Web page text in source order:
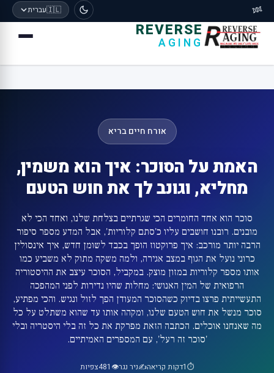
🧬
🇮🇱עברית
REVERSE
AGING
אורח חיים בריא
האמת על הסוכר: איך הוא משמין,
מחליא, וגונב לך את חוש הטעם
סוכר הוא אחד החומרים הכי שגרתיים בצלחת שלנו, ואחד הכי לא
מובנים. רובנו חושבים עליו כ'סתם קלוריות', אבל המדע מספר סיפור
הרבה יותר מורכב: איך פרוקטוז הופך בכבד לשומן חדש, איך אינסולין
כרוני נועל את הגוף במצב אגירה, ולמה משקה מתוק לא משביע כמו
אותו מספר קלוריות במזון מוצק. במקביל, הסוכר עיצב את ההיסטוריה
הרפואית של המין האנושי: מחלות שהיו נדירות לפני המהפכה
התעשייתית פרצו בדיוק כשהסוכר המעודן הפך לזול ונגיש. והכי מפתיע,
סוכר מנשל את חוש הטעם שלנו, ומקהה אותו עד שהוא משתלט על כל
מה שאנחנו אוכלים. הכתבה הזאת מפרקת את כל זה בלי היסטריה ובלי
'סוכר זה רעל', עם המספרים האמיתיים.
⏱️
1דקות קריאה✍️ניר נגר👁️
481צפיות